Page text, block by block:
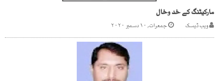
مارکیٹنگ کے خد وخال
ویب ڈیسک جمعرات, ۱۰ دسمبر ۲۰۲۰